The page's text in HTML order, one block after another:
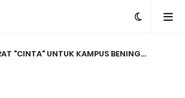
"CINTA" UNTUK KAMPUS BENING